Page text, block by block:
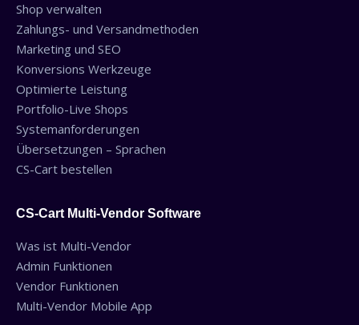
Shop verwalten
Zahlungs- und Versandmethoden
Marketing und SEO
Konversions Werkzeuge
Optimierte Leistung
Portfolio-Live Shops
Systemanforderungen
Übersetzungen – Sprachen
CS-Cart bestellen
CS-Cart Multi-Vendor Software
Was ist Multi-Vendor
Admin Funktionen
Vendor Funktionen
Multi-Vendor Mobile App